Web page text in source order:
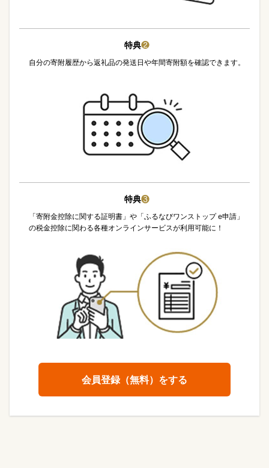
特典❷
自分の寄附履歴から返礼品の発送日や年間寄附額を確認できます。
特典❸
「寄附金控除に関する証明書」や「ふるなびワンストップ e申請」
の税金控除に関わる各種オンラインサービスが利用可能に！
会員登録（無料）をする